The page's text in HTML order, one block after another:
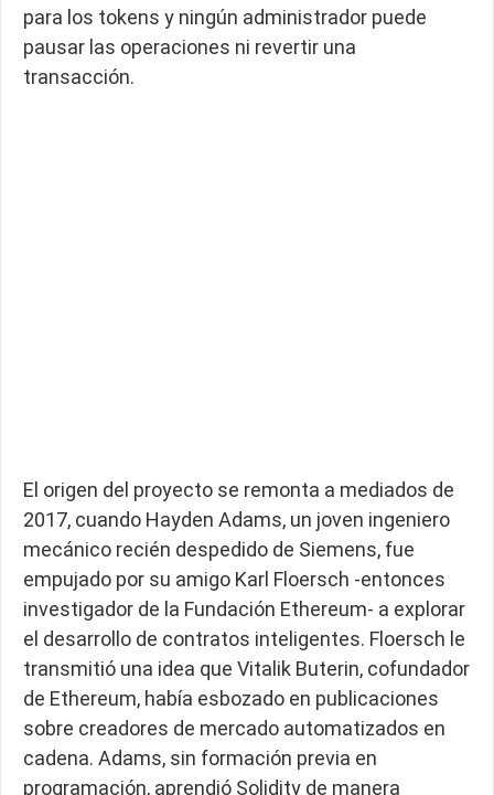
para los tokens y ningún administrador puede
pausar las operaciones ni revertir una
transacción.
El origen del proyecto se remonta a mediados de
2017, cuando Hayden Adams, un joven ingeniero
mecánico recién despedido de Siemens, fue
empujado por su amigo Karl Floersch -entonces
investigador de la Fundación Ethereum- a explorar
el desarrollo de contratos inteligentes. Floersch le
transmitió una idea que Vitalik Buterin, cofundador
de Ethereum, había esbozado en publicaciones
sobre creadores de mercado automatizados en
cadena. Adams, sin formación previa en
programación, aprendió Solidity de manera